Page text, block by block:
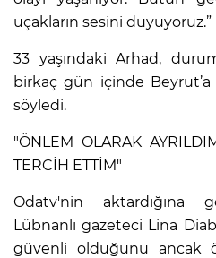
uçakların sesini duyuyoruz.”
33 yaşındaki Arhad,
birkaç gün içinde
söyledi.
"ÖNLEM OLARAK
TERCİH ETTİM"
Odatv'nin aktardığına
Lübnanlı gazeteci Lina
güvenli olduğunu ancak